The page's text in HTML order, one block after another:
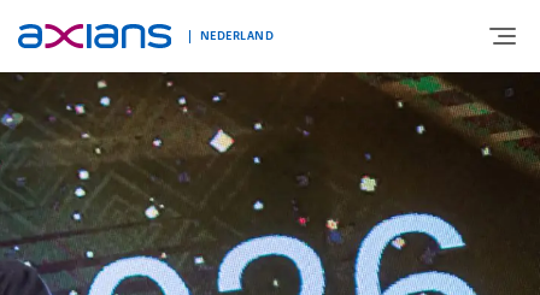
NEDERLAND
OVER AXIANS
EXPERTISE